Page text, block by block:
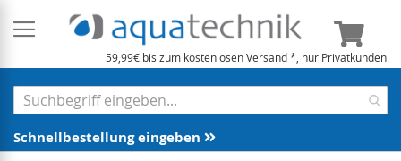
59,99€ bis zum kostenlosen Versand *, nur Privatkunden
Mein
Schnellbestellung eingeben